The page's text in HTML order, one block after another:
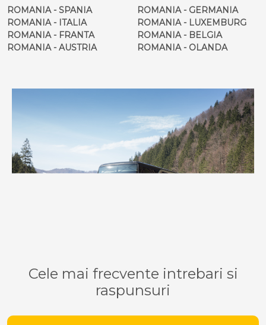
ROMANIA - SPANIA
ROMANIA - ITALIA
ROMANIA - FRANTA
ROMANIA - AUSTRIA
ROMANIA - GERMANIA
ROMANIA - LUXEMBURG
ROMANIA - BELGIA
ROMANIA - OLANDA
Cele mai frecvente intrebari si
raspunsuri